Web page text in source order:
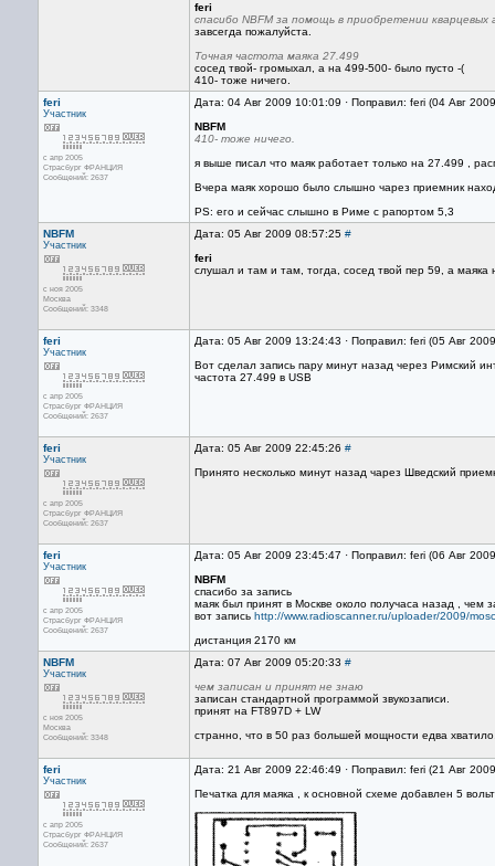
feri
спасибо NBFM за помощь в приобретении кварцевых
завсегда пожалуйста.
Точная частота маяка 27.499
сосед твой- громыхал, а на 499-500- было пусто -(
410- тоже ничего.
feri
Участник
с апр 2005
Страсбург ФРАНЦИЯ
Сообщений: 2637
Дата: 04 Авг 2009 10:01:09 · Поправил: feri (04 Авг
NBFM
410- тоже ничего.
я выше писал что маяк работает только на 27.499 ,
Вчера маяк хорошо было слышно чарез приемник
PS: его и сейчас слышно в Риме с рапортом 5,3
NBFM
Участник
с ноя 2005
Москва
Сообщений: 3348
Дата: 05 Авг 2009 08:57:25 #
feri
слушал и там и там, тогда, сосед твой пер 59, а
feri
Участник
с апр 2005
Страсбург ФРАНЦИЯ
Сообщений: 2637
Дата: 05 Авг 2009 13:24:43 · Поправил: feri (05 Авг
Вот сделал запись пару минут назад через Римский
частота 27.499 в USB
feri
Участник
с апр 2005
Страсбург ФРАНЦИЯ
Сообщений: 2637
Дата: 05 Авг 2009 22:45:26 #
Принято несколько минут назад чарез Шведский
feri
Участник
с апр 2005
Страсбург ФРАНЦИЯ
Сообщений: 2637
Дата: 05 Авг 2009 23:45:47 · Поправил: feri (06 Авг
NBFM
спасибо за запись
маяк был принят в Москве около получаса назад , чем
вот запись http://www.radioscanner.ru/uploader/2009/
дистанция 2170 км
NBFM
Участник
с ноя 2005
Москва
Сообщений: 3348
Дата: 07 Авг 2009 05:20:33 #
чем записан и принят не знаю
записан стандартной программой звукозаписи.
принят на FT897D + LW
странно, что в 50 раз большей мощности едва
feri
Участник
с апр 2005
Страсбург ФРАНЦИЯ
Сообщений: 2637
Дата: 21 Авг 2009 22:46:49 · Поправил: feri (21 Авг
Печатка для маяка , к основной схеме добавлен 5